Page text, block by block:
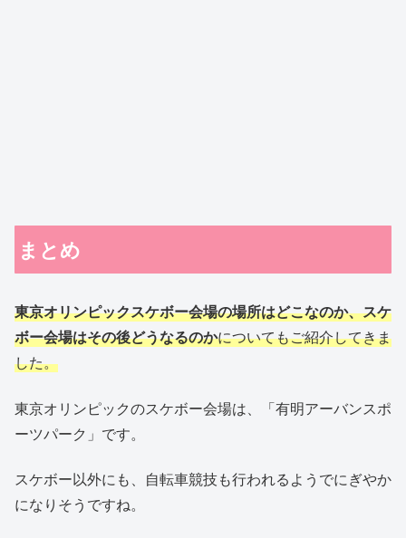
まとめ
東京オリンピックスケボー会場の場所はどこなのか、スケ
ボー会場はその後どうなるのかについてもご紹介してきま
した。
東京オリンピックのスケボー会場は、「有明アーバンスポ
ーツパーク」です。
スケボー以外にも、自転車競技も行われるようでにぎやか
になりそうですね。